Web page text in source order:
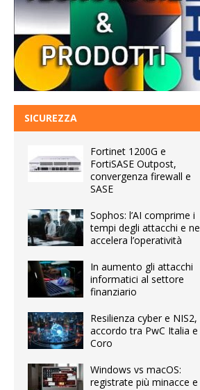
SICUREZZA
Fortinet 1200G e
FortiSASE Outpost,
convergenza firewall e
SASE
Sophos: l’AI comprime i
tempi degli attacchi e ne
accelera l’operatività
In aumento gli attacchi
informatici al settore
finanziario
Resilienza cyber e NIS2,
accordo tra PwC Italia e
Coro
Windows vs macOS:
registrate più minacce e